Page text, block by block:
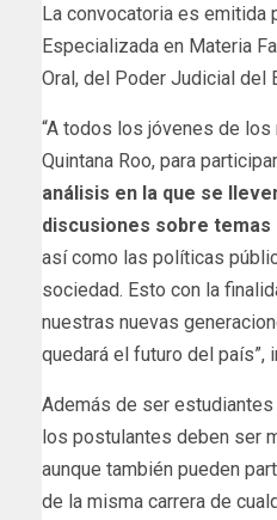
La convocatoria es emitida
Especializada en Materia
Oral, del Poder Judicial del
“A todos los jóvenes de
Quintana Roo, para
análisis en la que se
discusiones sobre temas
así como las políticas
sociedad. Esto con la
nuestras nuevas
quedará el futuro del país”,
Además de ser
los postulantes deben ser
aunque también pueden
de la misma carrera de